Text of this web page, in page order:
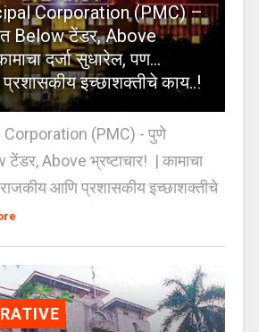
Corporation (PMC) –
Below टेंडर, Above
दर्जा सुधारेल, पण…
इच्छाशक्तीचे काय..!
(PMC) - पुणे
टेंडर, Above भ्रष्टाचार! | कामाचा
आणि प्रशासकीय इच्छाशक्तीचे